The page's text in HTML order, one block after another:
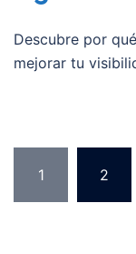
Descubre por
mejorar tu
entradas
1 2